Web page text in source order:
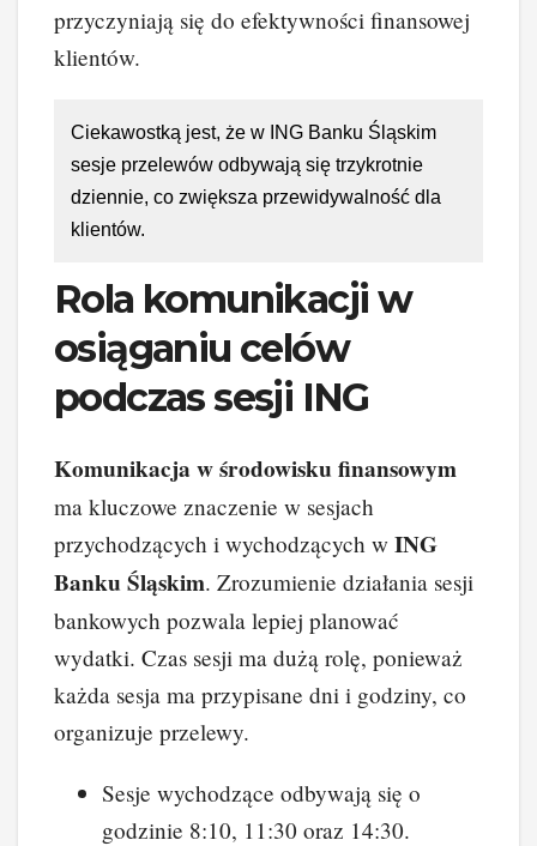
przyczyniają się do efektywności finansowej
klientów.
Ciekawostką jest, że w ING Banku Śląskim
sesje przelewów odbywają się trzykrotnie
dziennie, co zwiększa przewidywalność dla
klientów.
Rola komunikacji w
osiąganiu celów
podczas sesji ING
Komunikacja w środowisku finansowym
ma kluczowe znaczenie w sesjach
przychodzących i wychodzących w ING
Banku Śląskim. Zrozumienie działania sesji
bankowych pozwala lepiej planować
wydatki. Czas sesji ma dużą rolę, ponieważ
każda sesja ma przypisane dni i godziny, co
organizuje przelewy.
Sesje wychodzące odbywają się o
godzinie 8:10, 11:30 oraz 14:30.